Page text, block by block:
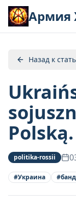
Армия
Назад к
Polską.
politika-rossii
#Украина #